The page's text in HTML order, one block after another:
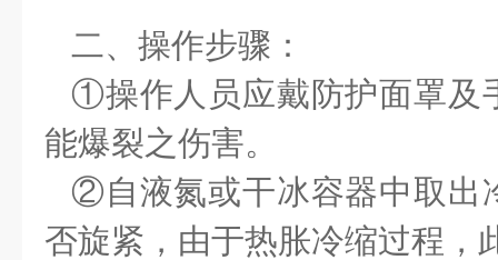
二、操作步骤：
①操作人员应戴防护面罩及
能爆裂之伤害。
②自液氮或干冰容器中取出
否旋紧，由于热胀冷缩过程，